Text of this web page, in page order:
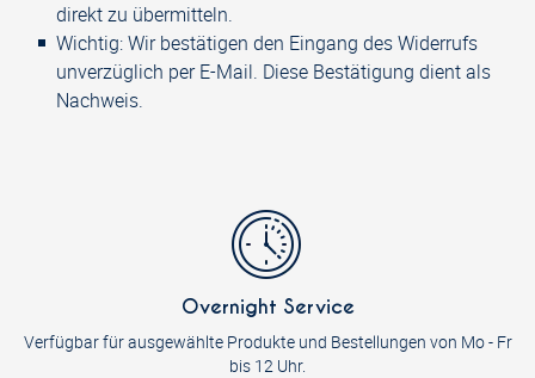
direkt zu übermitteln.
Wichtig: Wir bestätigen den Eingang des Widerrufs
unverzüglich per E-Mail. Diese Bestätigung dient als
Nachweis.
Overnight Service
Verfügbar für ausgewählte Produkte und Bestellungen von Mo - Fr
bis 12 Uhr.